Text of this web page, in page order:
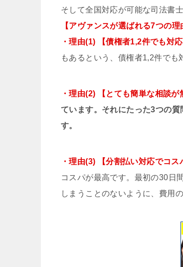
そして全国対応が可能な司法書
【アヴァンスが選ばれる7つの理
・理由(1) 【債権者1,2件でも対
もあるという、債権者1,2件でも
・理由(2) 【とても簡単な相談が
ています。それにたった3つの
す。
・理由(3) 【分割払い対応でコス
コスパが最高です。最初の30日
しまうことのないように、費用